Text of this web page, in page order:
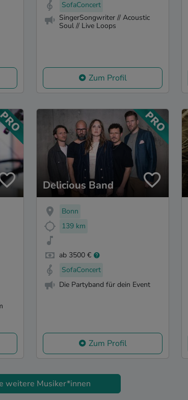
SofaConcert
SingerSongwriter // Acoustic
Soul // Live Loops
Zum Profil
Delicious Band
Bonn
139 km
ab 3500 €
SofaConcert
Die Partyband für dein Event
Zum Profil
weitere Musiker*innen